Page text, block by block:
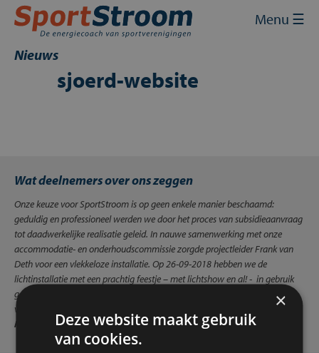
Sluit×
Home
Energie inkopen
Financiering en subsidies
Contact
Mijn SportStroom
Skip
Menu ☰
Nieuws
sjoerd-website
Wat deelnemers over ons zeggen
Onze keuze voor SportStroom is op geen enkele manier beschaamd:
geduldig en professioneel werden we door het proces van subsidieaanvraag
tot daadwerkelijke realisatie geleid. In nauwe samenwerking met onze
accommodatie- en onderhoudscommissie zorgde projectleider Frank van
Deth voor een vlekkeloze installatie. Op 26-09-2018 hebben we de
lichtinstallatie met een prachtig feestje – met lichtshow en al! - in gebruik
genomen. We zijn trots op het eindresultaat en nodigen andere
verenigingen graag uit om ons licht te bekijken en te ervaren!
Moerman – Bestuurslid technische zaken
×
Deze website maakt gebruik
van cookies.